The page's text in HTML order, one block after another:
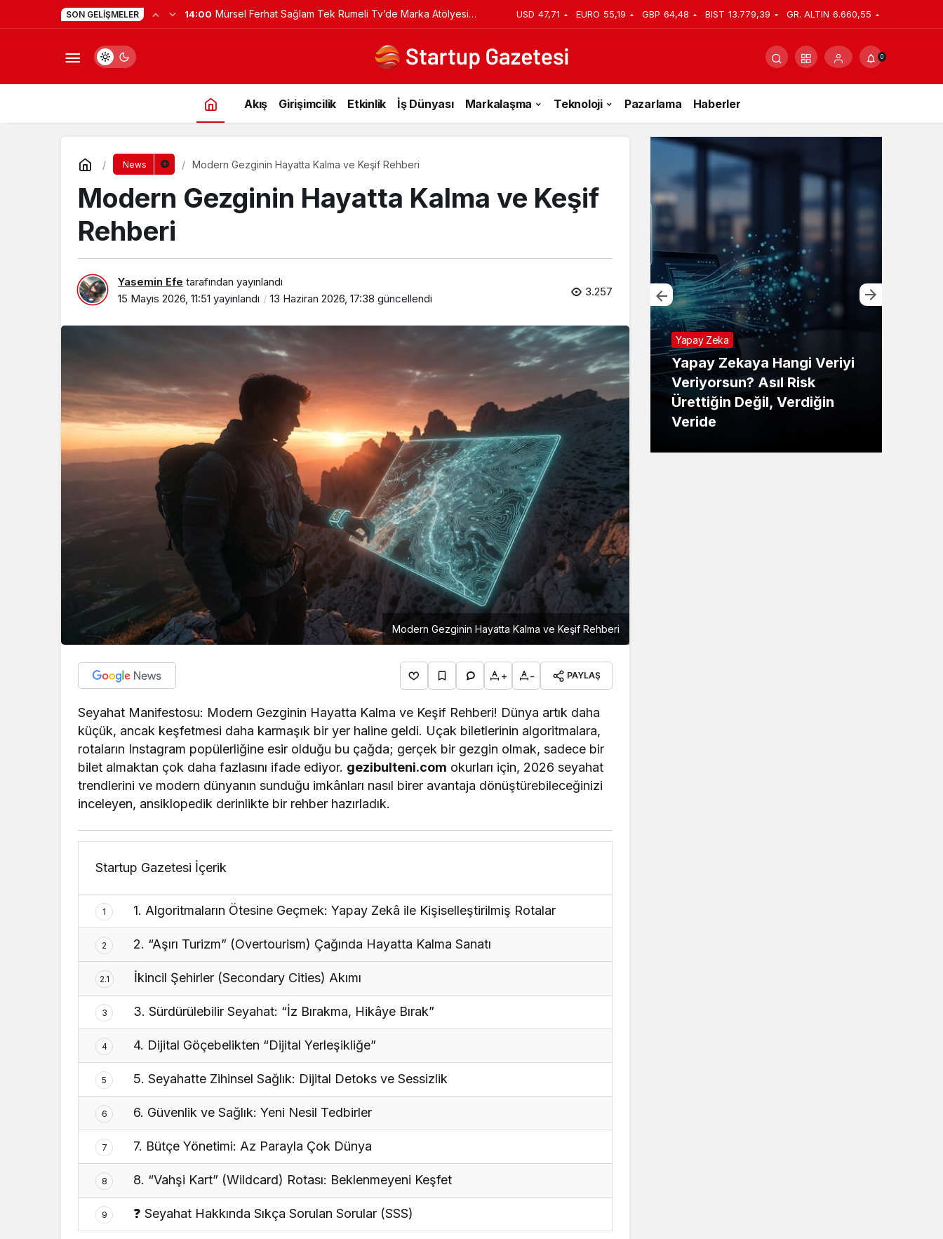
SON GELIŞMELER 0:23 Yapay Zekaya Hangi Veriyi Veriyorsun? Asıl Risk Ürettiğin USD 47,71 EURO 55,19 GBP 64,48 BIST 13.779,39 GR. ALTIN 6.660,55
0
Akış Girişimcilik Etkinlik İş Dünyası Markalaşma Teknoloji Pazarlama Haberler
News Modern Gezginin Hayatta Kalma ve Keşif Rehberi
Modern Gezginin Hayatta Kalma ve Keşif
Rehberi
Yasemin Efe tarafından yayınlandı
15 Mayıs 2026, 11:51 yayınlandı 13 Haziran 2026, 17:38 güncellendi 3.257
Modern Gezginin Hayatta Kalma ve Keşif Rehberi
+ - PAYLAŞ
Seyahat Manifestosu: Modern Gezginin Hayatta Kalma ve Keşif Rehberi! Dünya artık daha
küçük, ancak keşfetmesi daha karmaşık bir yer haline geldi. Uçak biletlerinin algoritmalara,
rotaların Instagram popülerliğine esir olduğu bu çağda; gerçek bir gezgin olmak, sadece bir
bilet almaktan çok daha fazlasını ifade ediyor. gezibulteni.com okurları için, 2026 seyahat
trendlerini ve modern dünyanın sunduğu imkânları nasıl birer avantaja dönüştürebileceğinizi
inceleyen, ansiklopedik derinlikte bir rehber hazırladık.
Startup Gazetesi İçerik
1 1. Algoritmaların Ötesine Geçmek: Yapay Zekâ ile Kişiselleştirilmiş Rotalar
2 2. “Aşırı Turizm” (Overtourism) Çağında Hayatta Kalma Sanatı
2.1 İkincil Şehirler (Secondary Cities) Akımı
3 3. Sürdürülebilir Seyahat: “İz Bırakma, Hikâye Bırak”
4 4. Dijital Göçebelikten “Dijital Yerleşikliğe”
5 5. Seyahatte Zihinsel Sağlık: Dijital Detoks ve Sessizlik
6 6. Güvenlik ve Sağlık: Yeni Nesil Tedbirler
7 7. Bütçe Yönetimi: Az Parayla Çok Dünya
8 8. “Vahşi Kart” (Wildcard) Rotası: Beklenmeyeni Keşfet
9 ❓ Seyahat Hakkında Sıkça Sorulan Sorular (SSS)
Mürsel Ferhat Sağlam Tek
Rumeli Tv’de Marka
Atölyesi Programına Konuk
Oldu
Yapay Zeka
Yapay Zekaya Hangi Veriyi
Veriyorsun? Asıl Risk
Ürettiğin Değil, Verdiğin
Veride